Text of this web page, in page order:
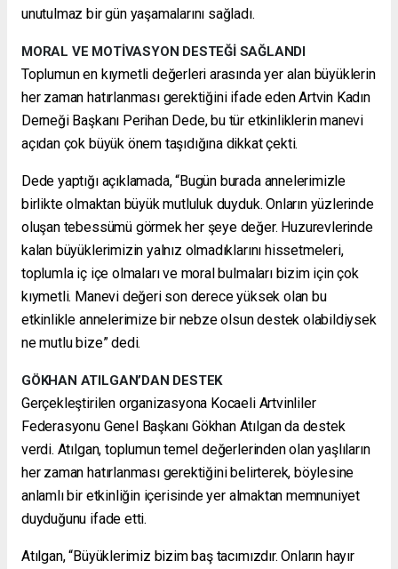
unutulmaz bir gün yaşamalarını sağladı.
MORAL VE MOTİVASYON DESTEĞİ SAĞLANDI
Toplumun en kıymetli değerleri arasında yer alan büyüklerin
her zaman hatırlanması gerektiğini ifade eden Artvin Kadın
Derneği Başkanı Perihan Dede, bu tür etkinliklerin manevi
açıdan çok büyük önem taşıdığına dikkat çekti.
Dede yaptığı açıklamada, “Bugün burada annelerimizle
birlikte olmaktan büyük mutluluk duyduk. Onların yüzlerinde
oluşan tebessümü görmek her şeye değer. Huzurevlerinde
kalan büyüklerimizin yalnız olmadıklarını hissetmeleri,
toplumla iç içe olmaları ve moral bulmaları bizim için çok
kıymetli. Manevi değeri son derece yüksek olan bu
etkinlikle annelerimize bir nebze olsun destek olabildiysek
ne mutlu bize” dedi.
GÖKHAN ATILGAN’DAN DESTEK
Gerçekleştirilen organizasyona Kocaeli Artvinliler
Federasyonu Genel Başkanı Gökhan Atılgan da destek
verdi. Atılgan, toplumun temel değerlerinden olan yaşlıların
her zaman hatırlanması gerektiğini belirterek, böylesine
anlamlı bir etkinliğin içerisinde yer almaktan memnuniyet
duyduğunu ifade etti.
Atılgan, “Büyüklerimiz bizim baş tacımızdır. Onların hayır